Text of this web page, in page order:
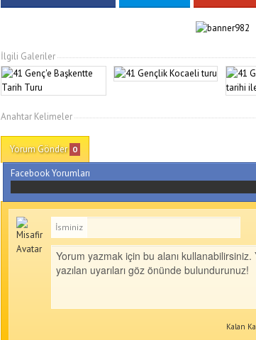
İlgili Galeriler
Anahtar Kelimeler
Yorum Gönder 0
Facebook Yorumları
İsminiz
Kalan